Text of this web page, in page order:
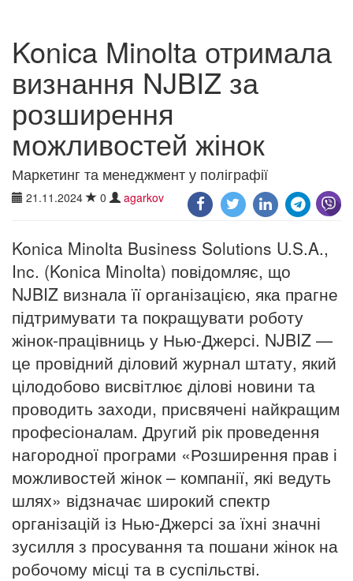
Konica Minolta отримала
визнання NJBIZ за
розширення
можливостей жінок
Маркетинг та менеджмент у поліграфії
21.11.2024 0 agarkov
Konica Minolta Business Solutions U.S.A.,
Inc. (Konica Minolta) повідомляє, що
NJBIZ визнала її організацією, яка прагне
підтримувати та покращувати роботу
жінок-працівниць у Нью-Джерсі. NJBIZ —
це провідний діловий журнал штату, який
цілодобово висвітлює ділові новини та
проводить заходи, присвячені найкращим
професіоналам. Другий рік проведення
нагородної програми «Розширення прав і
можливостей жінок – компанії, які ведуть
шлях» відзначає широкий спектр
організацій із Нью-Джерсі за їхні значні
зусилля з просування та пошани жінок на
робочому місці та в суспільстві.